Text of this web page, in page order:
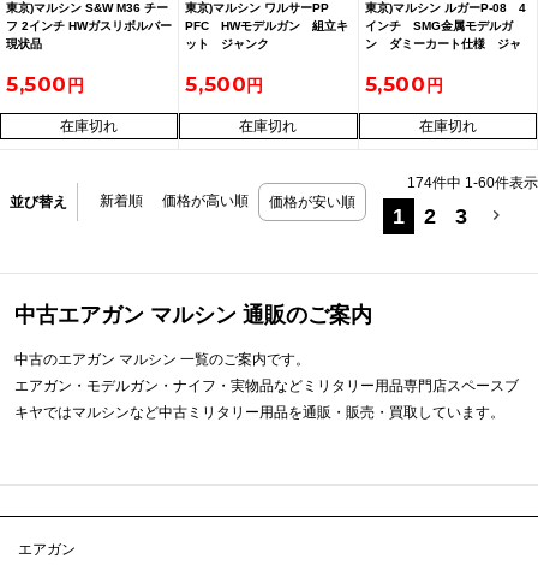
東京)マルシン S&W M36 チー
フ 2インチ HWガスリボルバー
現状品
5,500
在庫切れ
東京)マルシン ワルサーPP
PFC HWモデルガン 組立キ
ット ジャンク
5,500
在庫切れ
東京)マルシン ルガーP-08 4
インチ SMG金属モデルガ
ン ダミーカート仕様 ジャ
5,500
在庫切れ
並び替え 新着順 価格が高い順 価格が安い順
174件中 1-60件表示
1 2 3
中古エアガン マルシン 通販のご案内
中古のエアガン マルシン 一覧のご案内です。
エアガン・モデルガン・ナイフ・実物品などミリタリー用品専門店スペースブ
キヤではマルシンなど中古ミリタリー用品を通販・販売・買取しています。
エアガン